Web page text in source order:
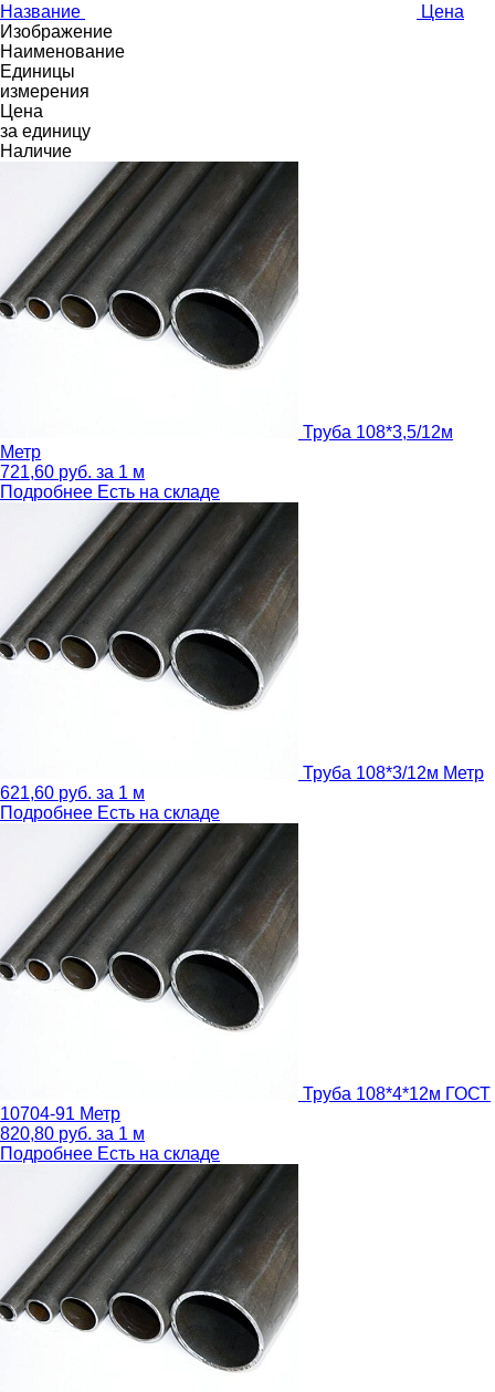
Название
Цена
Изображение
Наименование
Единицы
измерения
Цена
за единицу
Наличие
Труба 108*3,5/12м
Метр
721,60 руб. за 1 м
Подробнее Есть на складе
Труба 108*3/12м Метр
621,60 руб. за 1 м
Подробнее Есть на складе
Труба 108*4*12м ГОСТ
10704-91 Метр
820,80 руб. за 1 м
Подробнее Есть на складе